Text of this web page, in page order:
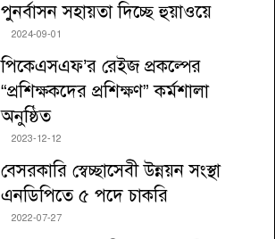
পুনর্বাসন সহায়তা দিচ্ছে হুয়াওয়ে
2024-09-01
পিকেএসএফ’র রেইজ প্রকল্পের
“প্রশিক্ষকদের প্রশিক্ষণ” কর্মশালা
অনুষ্ঠিত
2023-12-12
বেসরকারি স্বেচ্ছাসেবী উন্নয়ন সংস্থা
এনডিপিতে ৫ পদে চাকরি
2022-07-27